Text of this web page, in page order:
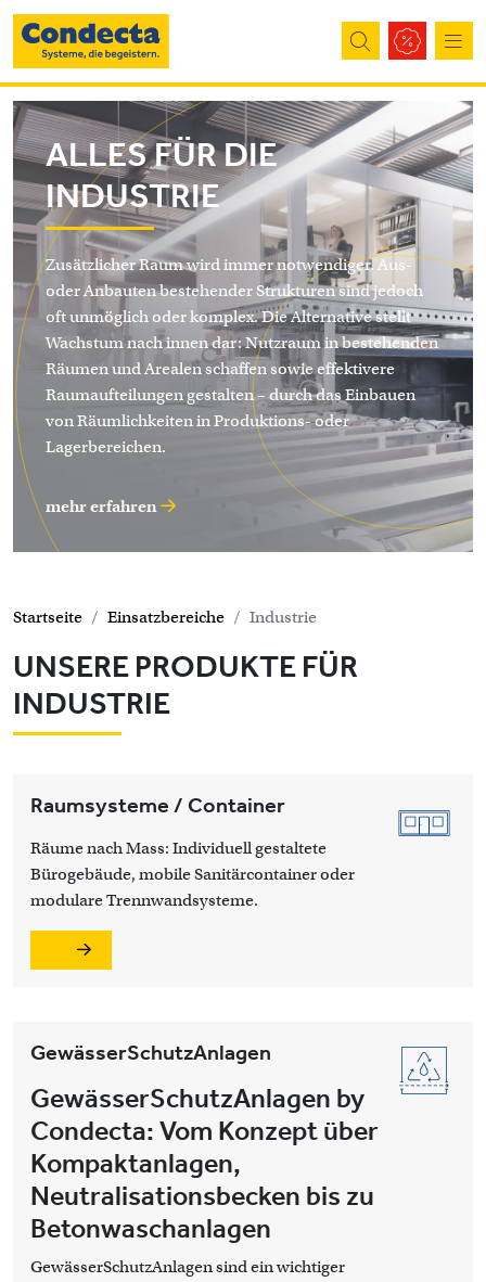
Direkt zum Inhalt
ALLES FÜR DIE
INDUSTRIE
Zusätzlicher Raum wird immer notwendiger. Aus-
oder Anbauten bestehender Strukturen sind jedoch
oft unmöglich oder komplex. Die Alternative stellt
Wachstum nach innen dar: Nutzraum in bestehenden
Räumen und Arealen schaffen sowie effektivere
Raumaufteilungen gestalten – durch das Einbauen
von Räumlichkeiten in Produktions- oder
Lagerbereichen.
mehr erfahren
Startseite Einsatzbereiche Industrie
UNSERE PRODUKTE FÜR
INDUSTRIE
Raumsysteme / Container
Räume nach Mass: Individuell gestaltete
Bürogebäude, mobile Sanitärcontainer oder
modulare Trennwandsysteme.
GewässerSchutzAnlagen
GewässerSchutzAnlagen by
Condecta: Vom Konzept über
Kompaktanlagen,
Neutralisationsbecken bis zu
Betonwaschanlagen
GewässerSchutzAnlagen sind ein wichtiger